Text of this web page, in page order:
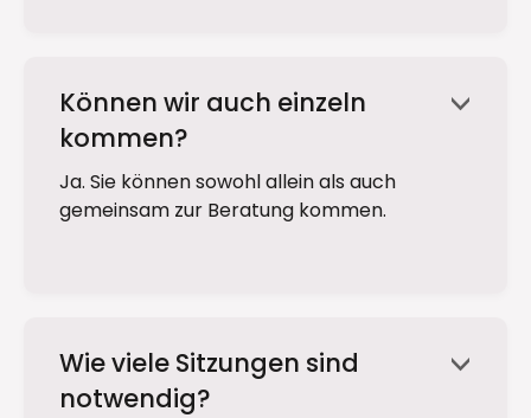
Können wir auch einzeln
kommen?
<
Ja. Sie können sowohl allein als auch
gemeinsam zur Beratung kommen.
Wie viele Sitzungen sind
notwendig?
<